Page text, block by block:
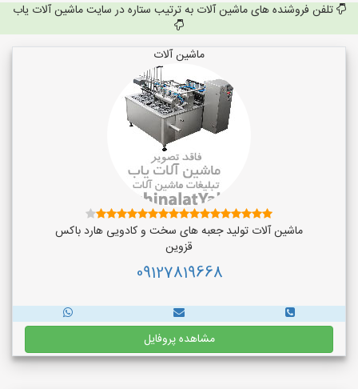
تلفن فروشنده های ماشین آلات به ترتیب ستاره در سایت ماشین آلات یاب
ماشین آلات
ماشین آلات تولید جعبه های سخت و کادویی هارد باکس
قزوین
09127819668
مشاهده پروفایل